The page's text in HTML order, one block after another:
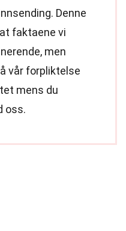
Denne
faktaene vi
men
vår forpliktelse
mens du
oss.